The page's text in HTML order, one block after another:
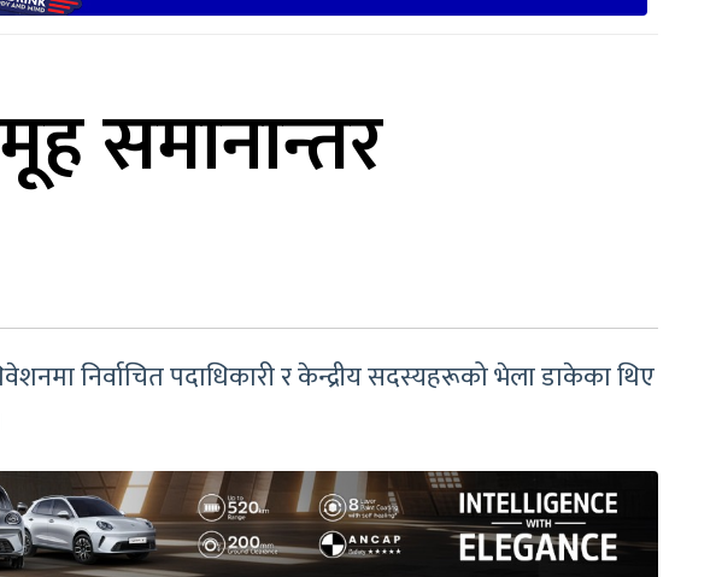
समानान्तर
निर्वाचित पदाधिकारी र केन्द्रीय सदस्यहरूको भेला डाकेका थिए